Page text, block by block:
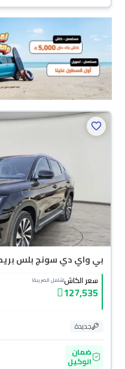
بي واي دي سونج بلس
سعر الكاش(شامل الضريبة)
127,535
جديدة
ضمان
الوكيل